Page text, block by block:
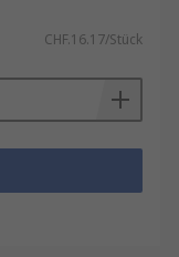
durch
in
zeichnen
aus, da sie
hohem
geeignet
CHF.16.17/Stück